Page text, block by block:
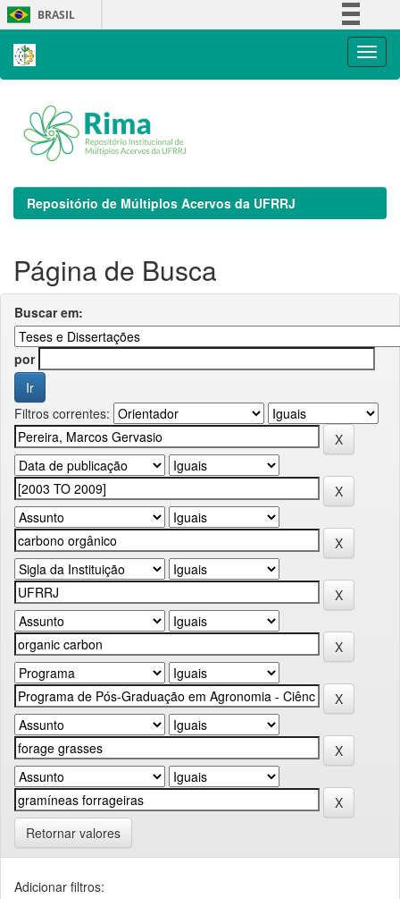
Skip
navigation
BRASIL
Repositório de Múltiplos Acervos da UFRRJ
Página de Busca
Buscar em:
por
Filtros correntes:
Retornar valores
Adicionar filtros: